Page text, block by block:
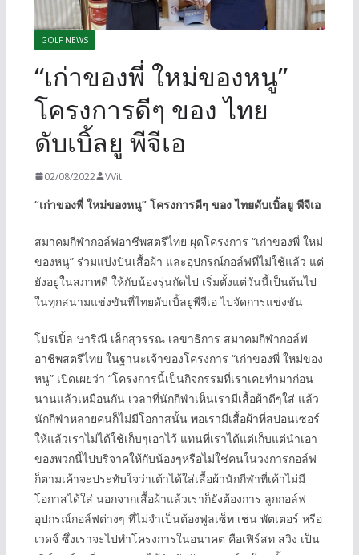
GOLF NEWS
“เก่าของพี่ ใหม่ของหนู”
โครงการดีๆ ของ ไทย
ดับเบิ้ลยู พีจีเอ
02/08/2022 VVit
“เก่าของพี่ ใหม่ของหนู” โครงการดีๆ ของ ไทยดับเบิ้ลยู พีจีเอ
สมาคมกีฬากอล์ฟอาชีพสตรีไทย ผุดโครงการ “เก่าของพี่ ใหม่
ของหนู” ร่วมแบ่งปันเสื้อผ้า และอุปกรณ์กอล์ฟที่ไม่ใช้แล้ว แต่
ยังอยู่ในสภาพดี ให้กับน้องรุ่นถัดไป เริ่มตั้งแต่วันนี้เป็นต้นไป
ในทุกสนามแข่งขันที่ไทยดับเบิ้ลยูพีจีเอ ไปจัดการแข่งขัน
โปรเปิ้ล-ษาริณี เล็กสุวรรณ เลขาธิการ สมาคมกีฬากอล์ฟ
อาชีพสตรีไทย ในฐานะเจ้าของโครงการ “เก่าของพี่ ใหม่ของ
หนู” เปิดเผยว่า “โครงการนี้เป็นกิจกรรมที่เราเคยทำมาก่อน
นานแล้วเหมือนกัน เวลาที่นักกีฬาเห็นเรามีเสื้อผ้าดีๆใส่ แล้ว
นักกีฬาหลายคนก็ไม่มีโอกาสนั้น พอเรามีเสื้อผ้าที่สปอนเซอร์
ให้แล้วเราไม่ได้ใช้เก็บๆเอาไว้ แทนที่เราได้แต่เก็บแต่นำเอา
ของพวกนี้ไปบริจาคให้กับน้องๆหรือไม่ใช่คนในวงการกอล์ฟ
ก็ตามเค้าจะประทับใจว่าเต้าได้ใส่เสื้อผ้านักกีฬาที่เค้าไม่มี
โอกาสได้ใส่ นอกจากเสื้อผ้าแล้วเราก็ยังต้องการ ลูกกอล์ฟ
อุปกรณ์กอล์ฟต่างๆ ที่ไม่จำเป็นต้องฟูลเซ็ท เช่น พัตเตอร์ หรือ
เวดจ์ ซึ่งเราจะไปทำโครงการในอนาคต คือเฟิร์สท สวิง เป็น